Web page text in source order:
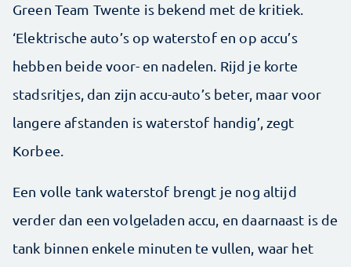
Green Team Twente is bekend met de kritiek.
‘Elektrische auto’s op waterstof en op accu’s
hebben beide voor- en nadelen. Rijd je korte
stadsritjes, dan zijn accu-auto’s beter, maar voor
langere afstanden is waterstof handig’, zegt
Korbee.
Een volle tank waterstof brengt je nog altijd
verder dan een volgeladen accu, en daarnaast is de
tank binnen enkele minuten te vullen, waar het